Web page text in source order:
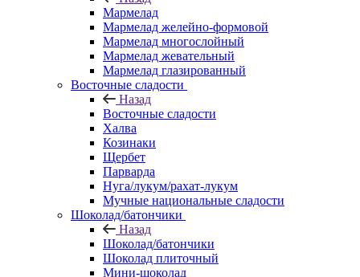
Мармелад
Мармелад желейно-формовой
Мармелад многослойный
Мармелад жевательный
Мармелад глазированный
Восточные сладости
Назад
Восточные сладости
Халва
Козинаки
Щербет
Парварда
Нуга/лукум/рахат-лукум
Мучные национальные сладости
Шоколад/батончики
Назад
Шоколад/батончики
Шоколад плиточный
Мини-шоколад